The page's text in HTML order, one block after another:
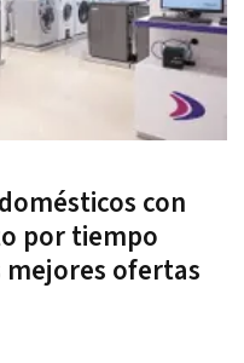
con
por tiempo
mejores ofertas